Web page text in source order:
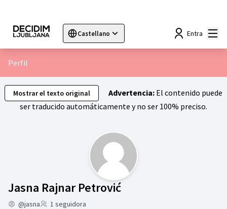
Castellano
Sprache wählenChoose language Choisir la langue
Entra
Perfil
Mostrar el texto original Advertencia: El contenido puede
ser traducido automáticamente y no ser 100% preciso.
Jasna Rajnar PetrovićActividad (Jasna
@jasna 1 seguidora